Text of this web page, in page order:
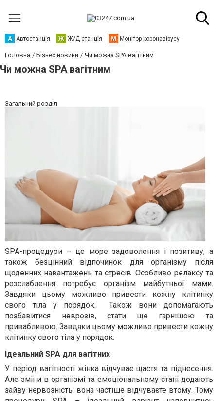
А Автостанція Ж Ж/Д станція М Монітор коронавірусу
Головна Бізнес новини Чи можна SPA вагітним
Чи можна SPA вагітним
Загальний розділ
SPA-процедури – це море задоволення і позитиву, а
також безцінний відпочинок для організму після
щоденних навантажень та стресів. Особливо релаксу та
розслаблення потребує організм майбутньої мами.
Завдяки цьому можливо привести кожну клітинку
свого тіла у порядок.
Також вони допомагають
позбавитися неврозів, стати ще гарнішою та
привабливою. Завдяки цьому можливо привести кожну
клітинку свого тіла у порядок.
Ідеальний SPA для вагітних
У період вагітності жінка відчуває щастя та піднесення.
Але зміни в організмі та емоціональному стані додають
зайву нервозність, вона частіше відчуваєте втому. Тому